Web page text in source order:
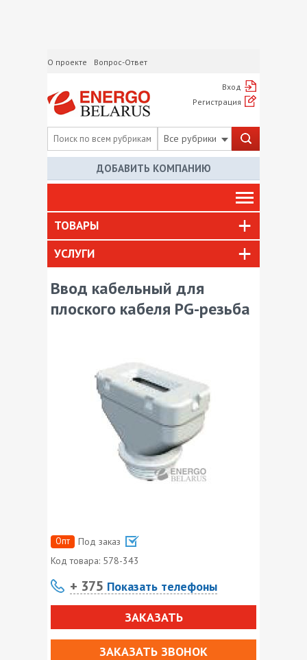
О проекте Вопрос-Ответ
Вход
Регистрация
Все рубрики
ДОБАВИТЬ КОМПАНИЮ
ТОВАРЫ
УСЛУГИ
Ввод кабельный для
плоского кабеля PG-резьба
Опт
Под заказ
Код товара: 578-343
+ 375 Показать телефоны
ЗАКАЗАТЬ
ЗАКАЗАТЬ ЗВОНОК